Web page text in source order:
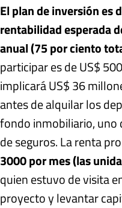
El plan de inversión es
rentabilidad esperada
anual (75 por ciento
participar es de US$
implicará US$ 36
antes de alquilar los
fondo inmobiliario, uno
de seguros. La renta
3000 por mes (las
quien estuvo de visita
proyecto y levantar